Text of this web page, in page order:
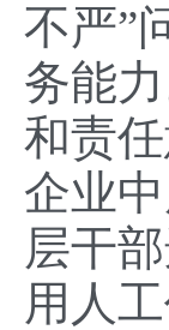
不严”
务能
和责
企业
层干
用人